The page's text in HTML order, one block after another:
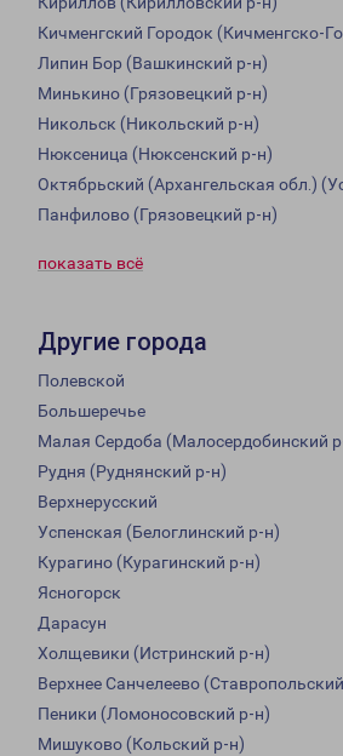
Кичменгский Городок (Кичменгско-
Липин Бор (Вашкинский р-н)
Минькино (Грязовецкий р-н)
Никольск (Никольский р-н)
Нюксеница (Нюксенский р-н)
Октябрьский (Архангельская обл.)
Панфилово (Грязовецкий р-н)
показать всё
Другие города
Полевской
Большеречье
Малая Сердоба (Малосердобинский
Рудня (Руднянский р-н)
Верхнерусский
Успенская (Белоглинский р-н)
Курагино (Курагинский р-н)
Ясногорск
Дарасун
Холщевики (Истринский р-н)
Верхнее Санчелеево
Пеники (Ломоносовский р-н)
Мишуково (Кольский р-н)